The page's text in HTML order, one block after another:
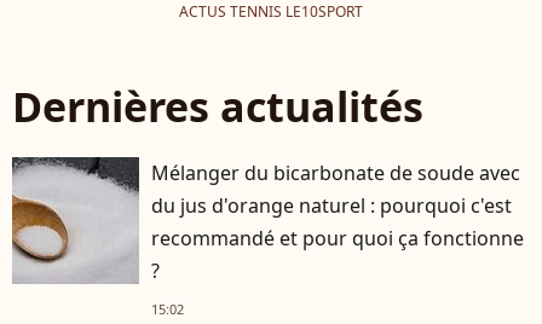
ACTUS TENNIS LE10SPORT
Dernières actualités
Mélanger du bicarbonate de soude avec
du jus d'orange naturel : pourquoi c'est
recommandé et pour quoi ça fonctionne
?
15:02